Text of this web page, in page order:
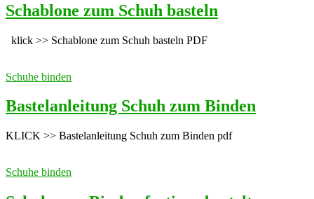
Schablone zum Schuh basteln
klick >> Schablone zum Schuh basteln PDF
Schuhe binden
Bastelanleitung Schuh zum Binden
KLICK >> Bastelanleitung Schuh zum Binden pdf
Schuhe binden